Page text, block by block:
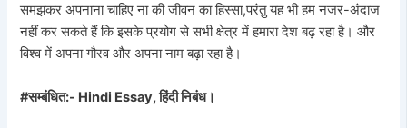
समझकर अपनाना चाहिए ना की जीवन का हिस्सा,परंतु यह भी हम नजर-अंदाज
नहीं कर सकते हैं कि इसके प्रयोग से सभी क्षेत्र में हमारा देश बढ़ रहा है। और
विश्व में अपना गौरव और अपना नाम बढ़ा रहा है।
#सम्बंधित:- Hindi Essay, हिंदी निबंध।